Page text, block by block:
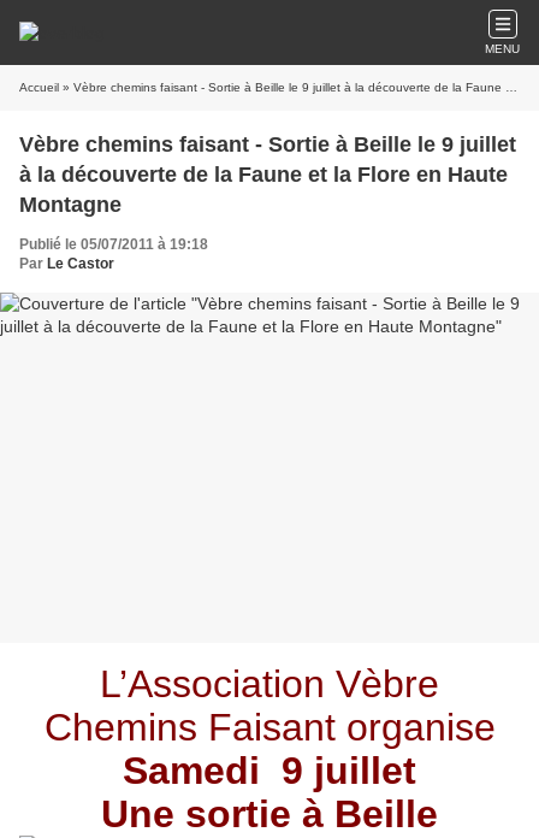
MENU
Accueil » Vèbre chemins faisant - Sortie à Beille le 9 juillet à la découverte de la Faune et la Flore en Haute Montagne
Vèbre chemins faisant - Sortie à Beille le 9 juillet
à la découverte de la Faune et la Flore en Haute
Montagne
Publié le 05/07/2011 à 19:18
Par Le Castor
L’Association Vèbre
Chemins Faisant organise
Samedi 9 juillet
Une sortie à Beille